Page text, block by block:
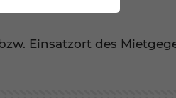
Einsatzort des